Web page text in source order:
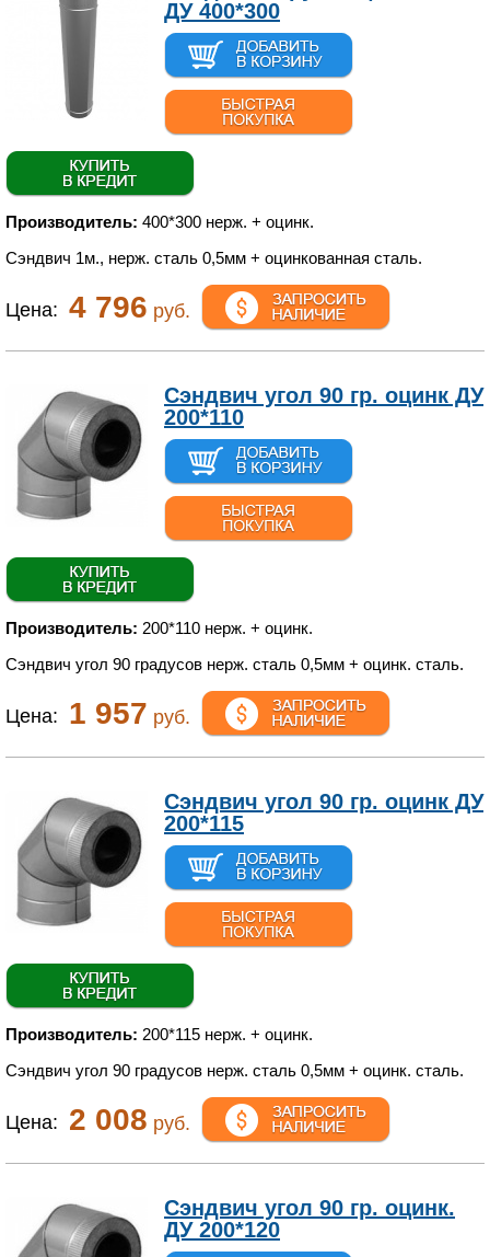
ДУ 400*300
Производитель: 400*300 нерж. + оцинк.
Сэндвич 1м., нерж. сталь 0,5мм + оцинкованная сталь.
Цена: 4 796 руб.
Сэндвич угол 90 гр. оцинк ДУ
200*110
Производитель: 200*110 нерж. + оцинк.
Сэндвич угол 90 градусов нерж. сталь 0,5мм + оцинк. сталь.
Цена: 1 957 руб.
Сэндвич угол 90 гр. оцинк ДУ
200*115
Производитель: 200*115 нерж. + оцинк.
Сэндвич угол 90 градусов нерж. сталь 0,5мм + оцинк. сталь.
Цена: 2 008 руб.
Сэндвич угол 90 гр. оцинк.
ДУ 200*120